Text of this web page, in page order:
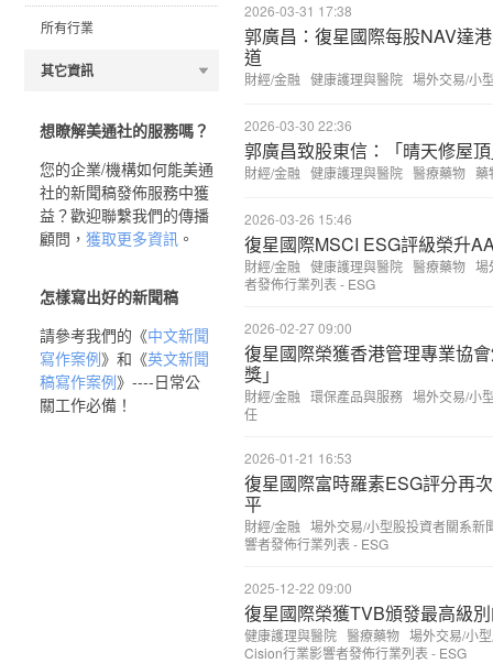
所有行業
其它資訊
想瞭解美通社的服務嗎？
您的企業/機構如何能美通
社的新聞稿發佈服務中獲
益？歡迎聯繫我們的傳播
顧問， 獲取更多資訊 。
怎樣寫出好的新聞稿
請參考我們的《中文新聞
寫作案例》和《英文新聞
稿寫作案例》----日常公
關工作必備！
2026-03-31 17:38
郭廣昌：復星國際每股NAV達
道
財經/金融 健康護理與醫院 場外交易/小
2026-03-30 22:36
郭廣昌致股東信：「晴天修屋
財經/金融 健康護理與醫院 醫療藥物 藥
2026-03-26 15:46
復星國際MSCI ESG評級榮升
財經/金融 健康護理與醫院 醫療藥物 場
者發佈行業列表 - ESG
2026-02-27 09:00
復星國際榮獲香港管理專業協
獎」
財經/金融 環保產品與服務 場外交易/小
任
2026-01-21 16:53
復星國際富時羅素ESG評分再
平
財經/金融 場外交易/小型股投資者關系新
響者發佈行業列表 - ESG
2025-12-22 09:00
復星國際榮獲TVB頒發最高級
健康護理與醫院 醫療藥物 場外交易/小
Cision行業影響者發佈行業列表 - ESG